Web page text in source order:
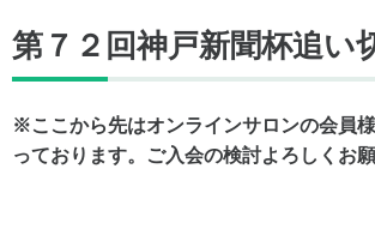
第７２回神戸新聞杯追い
※ここから先はオンラインサロンの会員
っております。ご入会の検討よろしくお願